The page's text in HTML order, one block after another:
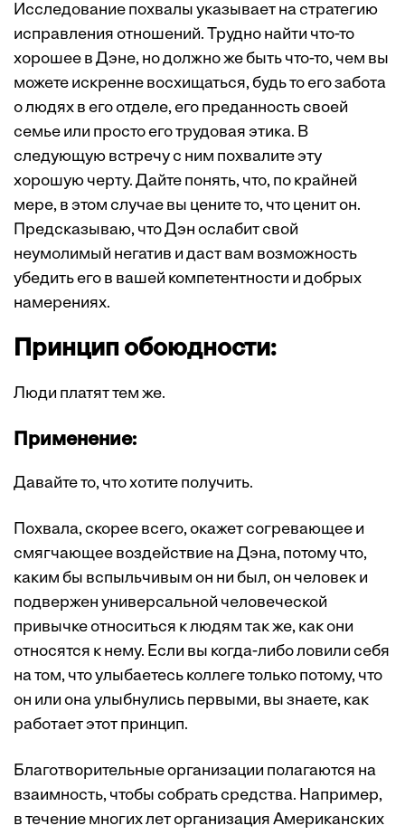
Исследование похвалы указывает на стратегию
исправления отношений. Трудно найти что-то
хорошее в Дэне, но должно же быть что-то, чем вы
можете искренне восхищаться, будь то его забота
о людях в его отделе, его преданность своей
семье или просто его трудовая этика. В
следующую встречу с ним похвалите эту
хорошую черту. Дайте понять, что, по крайней
мере, в этом случае вы цените то, что ценит он.
Предсказываю, что Дэн ослабит свой
неумолимый негатив и даст вам возможность
убедить его в вашей компетентности и добрых
намерениях.
Принцип обоюдности:
Люди платят тем же.
Применение:
Давайте то, что хотите получить.
Похвала, скорее всего, окажет согревающее и
смягчающее воздействие на Дэна, потому что,
каким бы вспыльчивым он ни был, он человек и
подвержен универсальной человеческой
привычке относиться к людям так же, как они
относятся к нему. Если вы когда-либо ловили себя
на том, что улыбаетесь коллеге только потому, что
он или она улыбнулись первыми, вы знаете, как
работает этот принцип.
Благотворительные организации полагаются на
взаимность, чтобы собрать средства. Например,
в течение многих лет организация Американских